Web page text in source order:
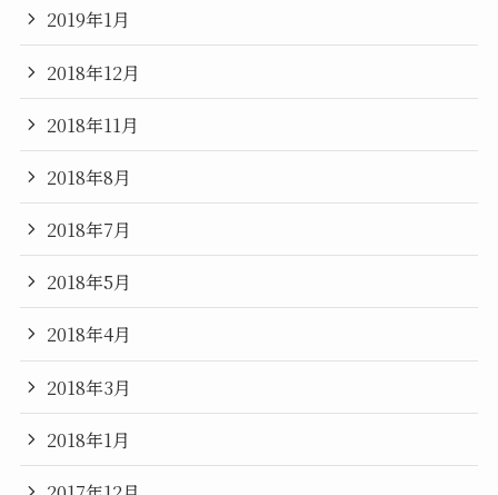
2019年1月
2018年12月
2018年11月
2018年8月
2018年7月
2018年5月
2018年4月
2018年3月
2018年1月